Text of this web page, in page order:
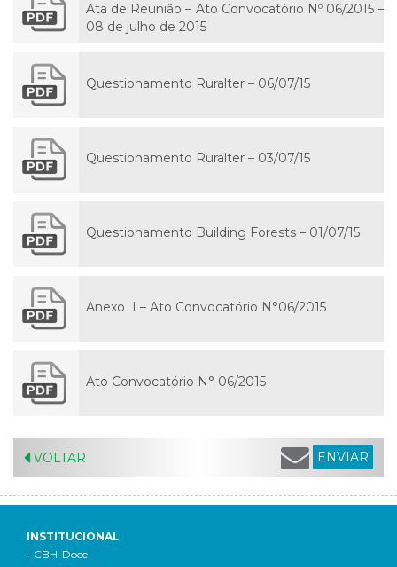
Ata de Reunião – Ato Convocatório Nº 06/2015 –
08 de julho de 2015
Questionamento Ruralter – 06/07/15
Questionamento Ruralter – 03/07/15
Questionamento Building Forests – 01/07/15
Anexo I – Ato Convocatório N°06/2015
Ato Convocatório N° 06/2015
VOLTAR ENVIAR
INSTITUCIONAL
- CBH-Doce